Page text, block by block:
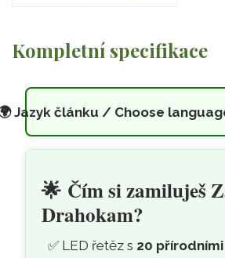
Kompletní specifikace
Jazyk článku / Choose
LED řetěz s
🌟 Čím si zamiluješ
Drahokam?
LED řetěz s 20 přírodními